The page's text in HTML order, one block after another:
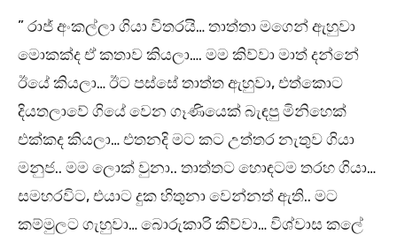
” රාජ් අංකල්ලා ගියා විතරයි… තාත්තා මගෙන් ඇහුවා
මොකක්ද ඒ කතාව කියලා…. මම කිව්වා මාත් දන්නේ
ඊයේ කියලා… ඊට පස්සේ තාත්ත ඇහුවා, එත්කොට
දියතලාවේ ගියේ වෙන ගෑණියෙක් බැඳපු මිනිහෙක්
එක්කද කියලා… එතනදි මට කට උත්තර නැතුව ගියා
මනුජ.. මම ලොක් වුනා.. තාත්තට හොඳටම තරහ ගියා…
සමහරවිට, එයාට දුක හිතුනා වෙන්නත් ඇති.. මට
කම්මුලට ගැහුවා… බොරුකාරි කිව්වා… විශ්වාස කලේ